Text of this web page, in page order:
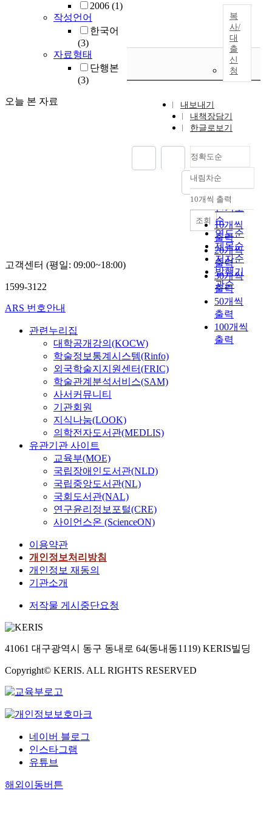
2006 (1)
작성언어
한국어
(3)
자료형태
단행본
(3)
오늘 본 자료
복
사/
대
출
신
청
내보내기
내책장담기
한글로보기
정확도순
정확도
순
인기도
순
연도순
제목순
저자순
발행기
관순
내림차순
내림차순
10개씩 출력
10개씩
출력
20개씩
출력
30개씩
출력
50개씩
출력
100개씩
출력
조회
고객센터 (평일: 09:00~18:00)
1599-3122
ARS 번호안내
관련누리집
대학공개강의(KOCW)
학술정보통계시스템(Rinfo)
외국학술지지원센터(FRIC)
학술관계분석서비스(SAM)
사서커뮤니티
기관회원
지식나눔(LOOK)
의학전자도서관(MEDLIS)
유관기관 사이트
교육부(MOE)
국립장애인도서관(NLD)
국립중앙도서관(NL)
국회도서관(NAL)
연구윤리정보포털(CRE)
사이언스온 (ScienceON)
이용약관
개인정보처리방침
개인정보 재동의
기관소개
저작물 게시중단요청
41061 대구광역시 동구 동내로 64(동내동1119) KERIS빌딩
Copyright© KERIS. ALL RIGHTS RESERVED
네이버 블로그
인스타그램
유튜브
해외이동버튼